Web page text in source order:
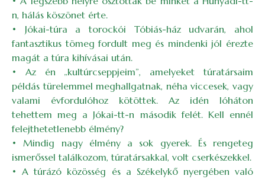
n, hálás köszönet érte.
• Jókai-túra a torockói Tóbiás-ház udvarán, ahol
fantasztikus tömeg fordult meg és mindenki jól érezte
magát a túra kihívásai után.
• Az én „kultúrcseppjeim”, amelyeket túratársaim
példás türelemmel meghallgatnak, néha viccesek, vagy
valami évfordulóhoz kötöttek. Az idén lóháton
tehettem meg a Jókai-tt-n második felét. Kell ennél
felejthetetlenebb élmény?
• Mindig nagy élmény a sok gyerek. És rengeteg
ismerőssel találkozom, túratársakkal, volt cserkészekkel.
• A túrázó közösség és a Székelykő nyergében való